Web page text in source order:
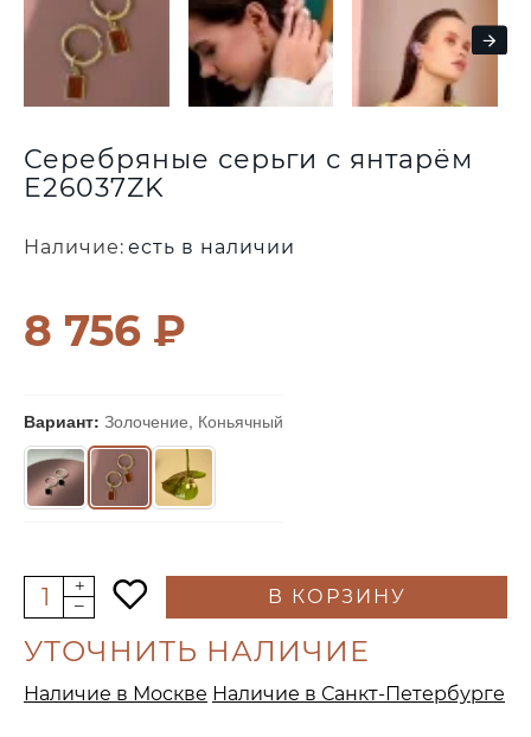
Серебряные серьги с янтарём
E26037ZK
8 756 ₽
Вариант: Золочение, Коньячный
Наличие: есть в наличии
В КОРЗИНУ
УТОЧНИТЬ НАЛИЧИЕ
Наличие в Москве Наличие в Санкт-Петербурге